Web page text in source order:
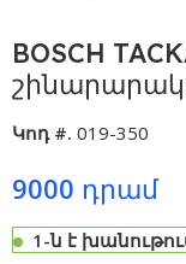
BOSCH
Կոդ #. 019-350
9000
1-ն է